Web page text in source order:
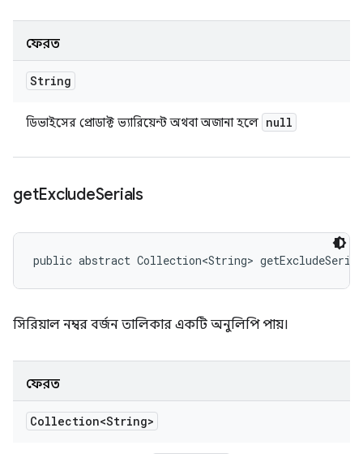
ফেরত
String
ডিভাইসের প্রোডাক্ট ভ্যারিয়েন্ট অথবা অজানা হলে null
getExcludeSerials
public abstract Collection<String>
সিরিয়াল নম্বর বর্জন তালিকার একটি অনুলিপি পায়।
ফেরত
Collection<String>